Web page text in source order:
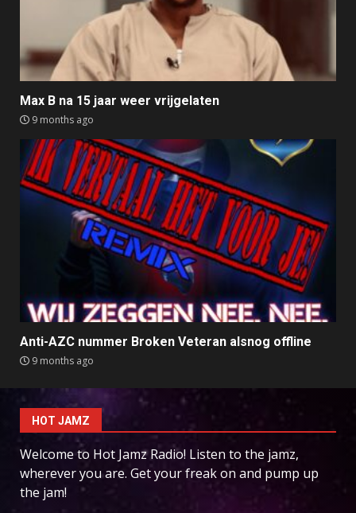
Max B na 15 jaar weer vrijgelaten
9 months ago
Anti-AZC nummer Broken Veteran alsnog offline
9 months ago
HOT JAMZ
Welcome to Hot Jamz Radio! Listen to the jamz,
wherever you are. Get your freak on and pump up
the jam!